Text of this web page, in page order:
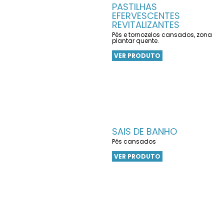
PASTILHAS
EFERVESCENTES
REVITALIZANTES
Pés e tornozelos cansados, zona
plantar quente.
VER PRODUTO
SAIS DE BANHO
Pés cansados
VER PRODUTO